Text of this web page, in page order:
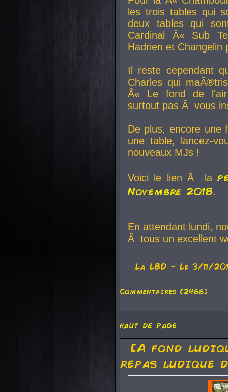
les trois tables qui
deux tables qui
Cardinal
Â« Sub
Hadrien et Changelin
Il reste cependant
Charles qui
Â« Le fond de
surtout pas Ã vous
De plus, encore une
une table, lancez-
nouveaux MJs !
Voici le lien Ã la
Novembre 2018.
En attendant lundi,
Ã tous un excellent
La LBD - Le 3/11/
Commentaires (2466)
haut de page
[A fond
repas ludique